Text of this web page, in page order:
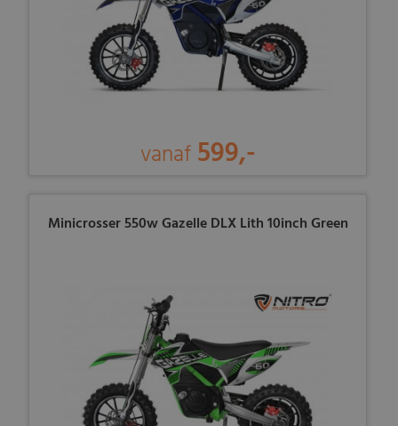
vanaf 599,-
Minicrosser 550w Gazelle DLX Lith 10inch Green